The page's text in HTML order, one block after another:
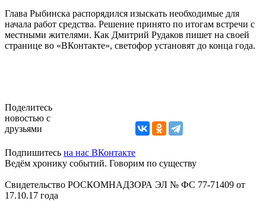
Глава Рыбинска распорядился изыскать необходимые для
начала работ средства. Решение принято по итогам встречи с
местными жителями. Как Дмитрий Рудаков пишет на своей
странице во «ВКонтакте», светофор установят до конца года.
Поделитесь
новостью с
друзьями
Подпишитесь на нас ВКонтакте
Ведём хронику событий. Говорим по существу
Свидетельство РОСКОМНАДЗОРА ЭЛ № ФС 77-71409 от
17.10.17 года